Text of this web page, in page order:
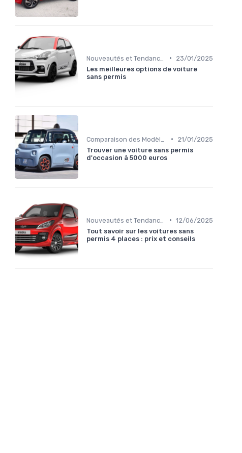
•
23/01/2025
Les meilleures options de voiture
sans permis
•
21/01/2025
Trouver une voiture sans permis
d'occasion à 5000 euros
• 12/06/2025
Tout savoir sur les voitures sans
permis 4 places : prix et conseils